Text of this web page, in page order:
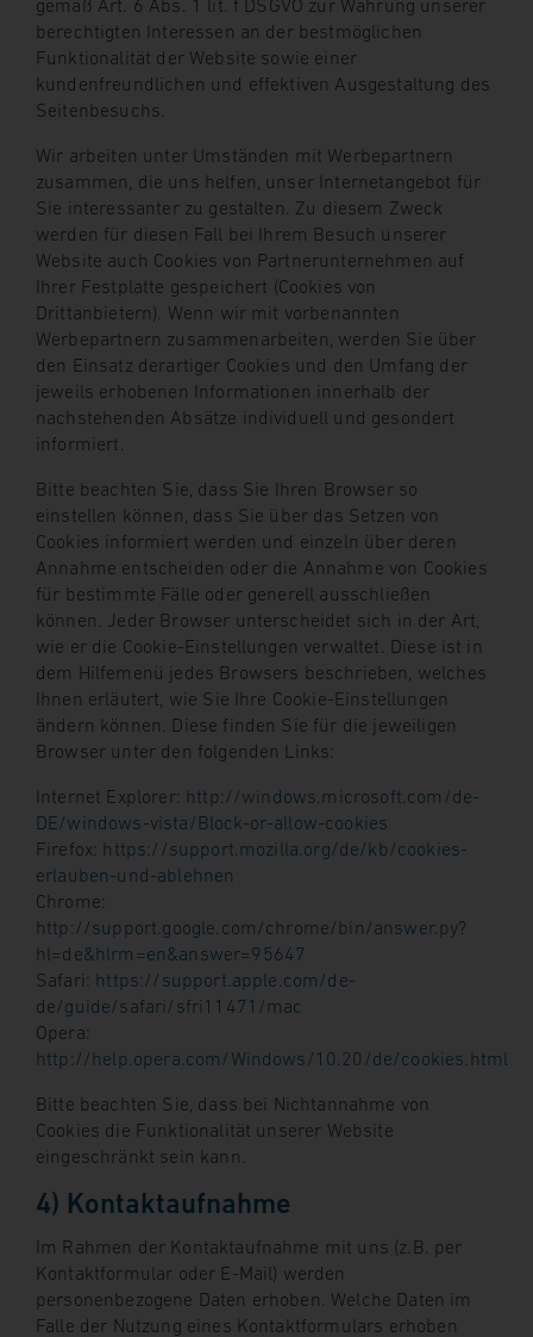
gemäß Art. 6 Abs. 1 lit. f DSGVO zur Wahrung unserer
berechtigten Interessen an der bestmöglichen
Funktionalität der Website sowie einer
kundenfreundlichen und effektiven Ausgestaltung des
Seitenbesuchs.
Wir arbeiten unter Umständen mit Werbepartnern
zusammen, die uns helfen, unser Internetangebot für
Sie interessanter zu gestalten. Zu diesem Zweck
werden für diesen Fall bei Ihrem Besuch unserer
Website auch Cookies von Partnerunternehmen auf
Ihrer Festplatte gespeichert (Cookies von
Drittanbietern). Wenn wir mit vorbenannten
Werbepartnern zusammenarbeiten, werden Sie über
den Einsatz derartiger Cookies und den Umfang der
jeweils erhobenen Informationen innerhalb der
nachstehenden Absätze individuell und gesondert
informiert.
Bitte beachten Sie, dass Sie Ihren Browser so
einstellen können, dass Sie über das Setzen von
Cookies informiert werden und einzeln über deren
Annahme entscheiden oder die Annahme von Cookies
für bestimmte Fälle oder generell ausschließen
können. Jeder Browser unterscheidet sich in der Art,
wie er die Cookie-Einstellungen verwaltet. Diese ist in
dem Hilfemenü jedes Browsers beschrieben, welches
Ihnen erläutert, wie Sie Ihre Cookie-Einstellungen
ändern können. Diese finden Sie für die jeweiligen
Browser unter den folgenden Links:
Internet Explorer: http://windows.microsoft.com/de-
DE/windows-vista/Block-or-allow-cookies
Firefox: https://support.mozilla.org/de/kb/cookies-
erlauben-und-ablehnen
Chrome:
http://support.google.com/chrome/bin/answer.py?
hl=de&hlrm=en&answer=95647
Safari: https://support.apple.com/de-
de/guide/safari/sfri11471/mac
Opera:
http://help.opera.com/Windows/10.20/de/cookies.html
Bitte beachten Sie, dass bei Nichtannahme von
Cookies die Funktionalität unserer Website
eingeschränkt sein kann.
4) Kontaktaufnahme
Im Rahmen der Kontaktaufnahme mit uns (z.B. per
Kontaktformular oder E-Mail) werden
personenbezogene Daten erhoben. Welche Daten im
Falle der Nutzung eines Kontaktformulars erhoben